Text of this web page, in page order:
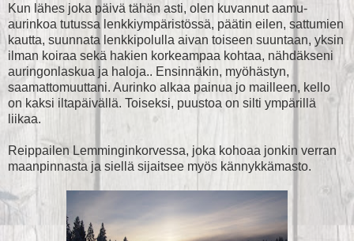
Kun lähes joka päivä tähän asti, olen kuvannut aamu-
aurinkoa tutussa lenkkiympäristössä, päätin eilen, sattumien
kautta, suunnata lenkkipolulla aivan toiseen suuntaan, yksin
ilman koiraa sekä hakien korkeampaa kohtaa, nähdäkseni
auringonlaskua ja haloja.. Ensinnäkin, myöhästyn,
saamattomuuttani. Aurinko alkaa painua jo mailleen, kello
on kaksi iltapäivällä. Toiseksi, puustoa on silti ympärillä
liikaa.
Reippailen Lemminginkorvessa, joka kohoaa jonkin verran
maanpinnasta ja siellä sijaitsee myös kännykkämasto.